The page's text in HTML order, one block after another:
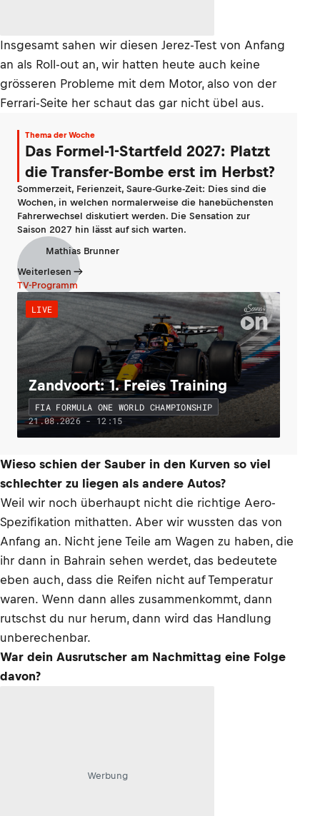
Insgesamt sahen wir diesen Jerez-Test von Anfang
an als Roll-out an, wir hatten heute auch keine
grösseren Probleme mit dem Motor, also von der
Ferrari-Seite her schaut das gar nicht übel aus.
Thema der Woche
Das Formel-1-Startfeld 2027: Platzt
die Transfer-Bombe erst im Herbst?
Sommerzeit, Ferienzeit, Saure-Gurke-Zeit: Dies sind die
Wochen, in welchen normalerweise die hanebüchensten
Fahrerwechsel diskutiert werden. Die Sensation zur
Saison 2027 hin lässt auf sich warten.
Mathias Brunner
Weiterlesen
TV-Programm
LIVE
Zandvoort: 1. Freies Training
FIA FORMULA ONE WORLD CHAMPIONSHIP
21.08.2026 - 12:15
Wieso schien der Sauber in den Kurven so viel
schlechter zu liegen als andere Autos?
Weil wir noch überhaupt nicht die richtige Aero-
Spezifikation mithatten. Aber wir wussten das von
Anfang an. Nicht jene Teile am Wagen zu haben, die
ihr dann in Bahrain sehen werdet, das bedeutete
eben auch, dass die Reifen nicht auf Temperatur
waren. Wenn dann alles zusammenkommt, dann
rutschst du nur herum, dann wird das Handlung
unberechenbar.
War dein Ausrutscher am Nachmittag eine Folge
davon?
Werbung